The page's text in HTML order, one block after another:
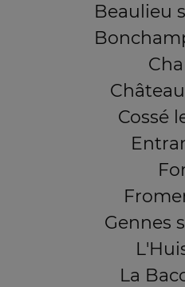
Beaulieu
Cossé
Gennes
La